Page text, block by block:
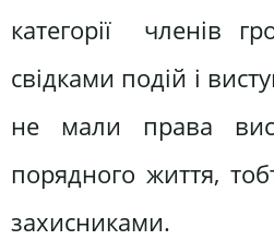
категорії членів
свідками подій і
не мали права
порядного життя,
захисниками.